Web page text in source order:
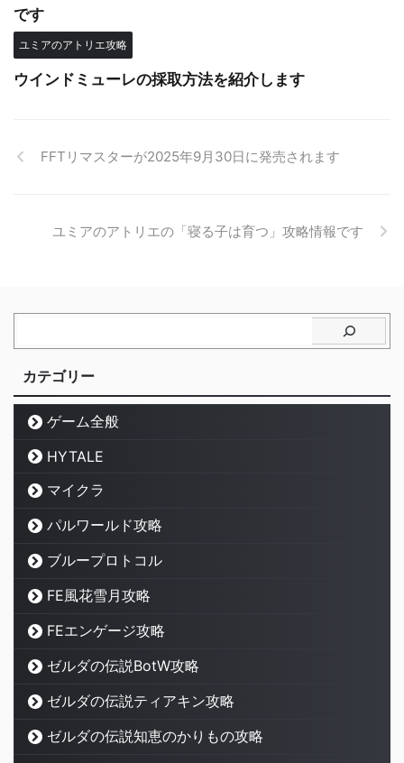
です
ユミアのアトリエ攻略
ウインドミューレの採取方法を紹介します
FFTリマスターが2025年9月30日に発売されます
ユミアのアトリエの「寝る子は育つ」攻略情報です
カテゴリー
ゲーム全般
HYTALE
マイクラ
パルワールド攻略
ブループロトコル
FE風花雪月攻略
FEエンゲージ攻略
ゼルダの伝説BotW攻略
ゼルダの伝説ティアキン攻略
ゼルダの伝説知恵のかりもの攻略